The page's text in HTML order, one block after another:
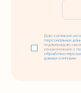
Даюсогласие на
персональных
подтверждаю свое
ознакомление с
обработки
данных компании